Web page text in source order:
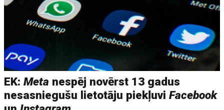
EK:Meta nespēj novērst 13 gadus
nesasniegušu lietotāju piekļuviFacebook